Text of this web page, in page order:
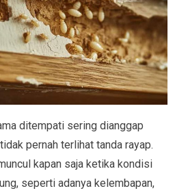
ditempati sering dianggap
pernah terlihat tanda rayap.
kapan saja ketika kondisi
seperti adanya kelembapan,